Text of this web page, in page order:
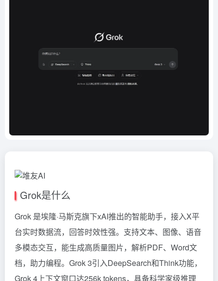
Grok是什么
Grok 是埃隆·马斯克旗下xAI推出的智能助手，接入X平
台实时数据流，回答时效性强。支持文本、图像、语音
多模态交互，能生成高质量图片，解析PDF、Word文
档，助力编程。Grok 3引入DeepSearch和Think功能，
Grok 4上下文窗口达256k tokens，具备科学家级推理